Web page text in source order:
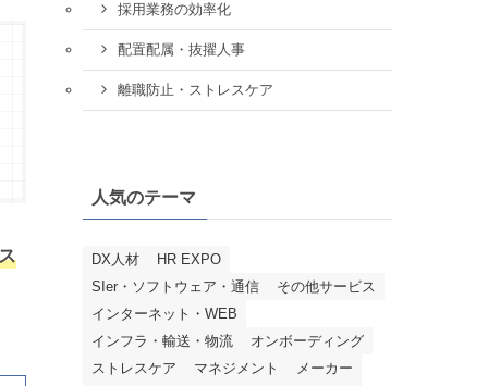
採用業務の効率化
配置配属・抜擢人事
離職防止・ストレスケア
人気のテーマ
DX人材
HR EXPO
SIer・ソフトウェア・通信
その他サービス
インターネット・WEB
インフラ・輸送・物流
オンボーディング
ストレスケア
マネジメント
メーカー